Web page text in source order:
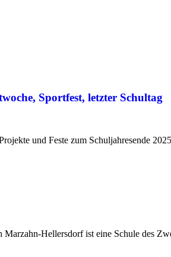
Sportfest, letzter Schultag
und Fes­te zum Schul­jah­res­en­de 2025
Hellersdorf ist eine Schule des